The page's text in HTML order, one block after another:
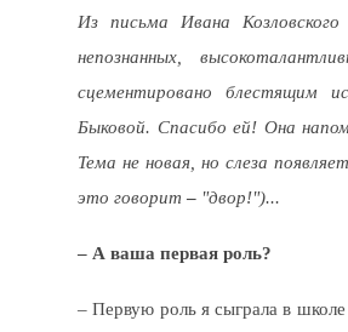
Из письма Ивана
непознанных,
сцементировано блестящим
Быковой. Спасибо ей! Она
Тема не новая, но слеза
это говорит – "двор!")...
– А ваша первая роль?
– Первую роль я сыграла в